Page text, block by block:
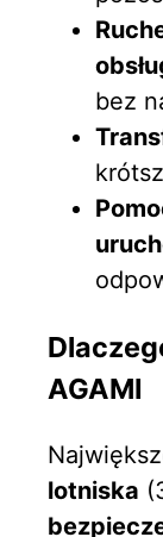
bez
AGAMI
lotniska